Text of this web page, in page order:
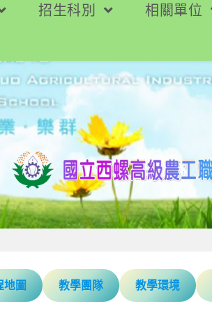
招生科別 相關單位
地圖 教學團隊 教學環境